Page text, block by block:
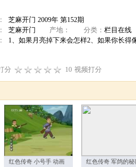
芝麻开门 2009年 第152期
芝麻开门 产地： 分类： 栏目在线
1、如果月亮掉下来会怎样2、如果你长
分 10 视频打分
红色传奇 小号手 动画
红色传奇 军鸽的秘